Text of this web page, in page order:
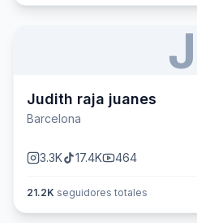
J
Judith raja juanes
Barcelona
3.3K 17.4K 464
21.2K seguidores totales